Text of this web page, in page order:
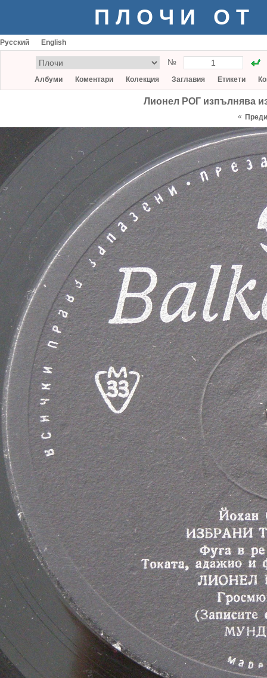
ПЛОЧИ ОТ
Русский English
№
Албуми Коментари Колекция Заглавия Етикети
Лионел РОГ изпълнява
«